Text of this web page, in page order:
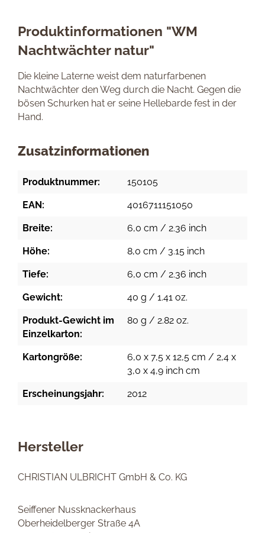
Produktinformationen "WM
Nachtwächter natur"
Die kleine Laterne weist dem naturfarbenen
Nachtwächter den Weg durch die Nacht. Gegen die
bösen Schurken hat er seine Hellebarde fest in der
Hand.
Zusatzinformationen
Produktnummer: 150105
EAN: 4016711151050
Breite: 6,0 cm / 2.36 inch
Höhe: 8,0 cm / 3.15 inch
Tiefe: 6,0 cm / 2.36 inch
Gewicht: 40 g / 1.41 oz.
Produkt-Gewicht im
Einzelkarton:
80 g / 2.82 oz.
Kartongröße:
6,0 x 7,5 x 12,5 cm / 2,4 x
3,0 x 4,9 inch cm
Erscheinungsjahr: 2012
Hersteller
CHRISTIAN ULBRICHT GmbH & Co. KG
Seiffener Nussknackerhaus
Oberheidelberger Straße 4A